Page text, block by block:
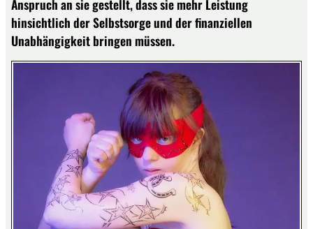
Anspruch an sie gestellt, dass sie mehr Leistung
hinsichtlich der Selbstsorge und der finanziellen
Unabhängigkeit bringen müssen.